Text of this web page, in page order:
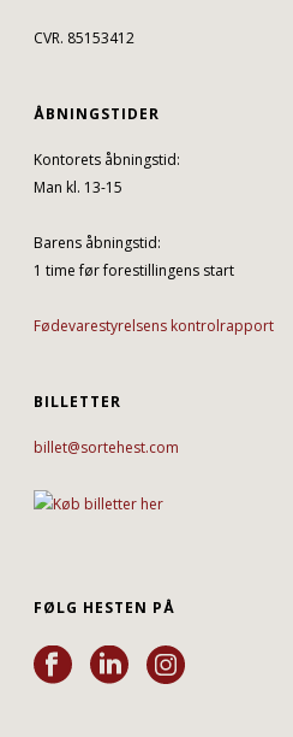
CVR. 85153412
ÅBNINGSTIDER
Kontorets åbningstid:
Man kl. 13-15
Barens åbningstid:
1 time før forestillingens start
Fødevarestyrelsens kontrolrapport
BILLETTER
billet@sortehest.com
FØLG HESTEN PÅ